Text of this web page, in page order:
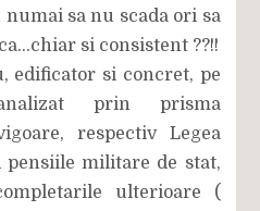
sa nu scada ori sa
si consistent ??!!
edificator si concret, pe
prin prisma
respectiv Legea
militare de stat,
ulterioare (